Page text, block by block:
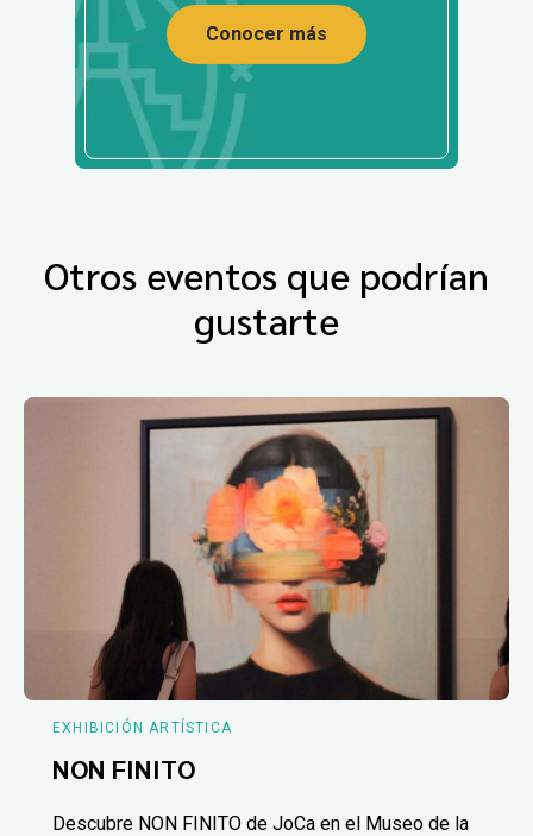
Conocer más
Otros eventos que podrían
gustarte
EXHIBICIÓN ARTÍSTICA
NON FINITO
Descubre NON FINITO de JoCa en el Museo de la